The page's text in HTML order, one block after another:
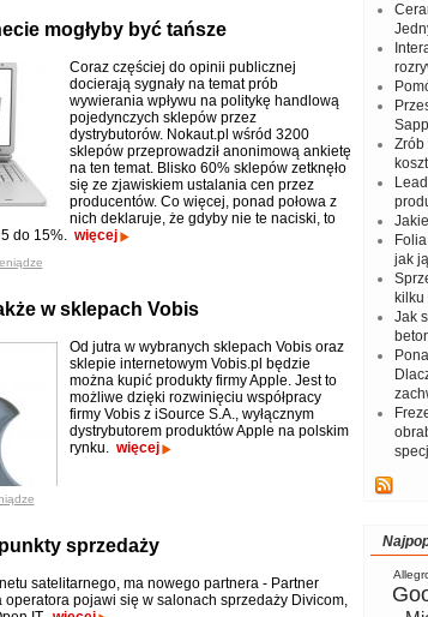
mogłyby być tańsze
Coraz częściej do opinii publicznej
docierają sygnały na temat prób
wywierania wpływu na politykę handlową
pojedynczych sklepów przez
dystrybutorów. Nokaut.pl wśród 3200
sklepów przeprowadził anonimową ankietę
na ten temat. Blisko 60% sklepów zetknęło
się ze zjawiskiem ustalania cen przez
producentów. Co więcej, ponad połowa z
nich deklaruje, że gdyby nie te naciski, to
do 15%. więcej
w sklepach Vobis
Od jutra w wybranych sklepach Vobis oraz
sklepie internetowym Vobis.pl będzie
można kupić produkty firmy Apple. Jest to
możliwe dzięki rozwinięciu współpracy
firmy Vobis z iSource S.A., wyłącznym
dystrybutorem produktów Apple na polskim
rynku. więcej
sprzedaży
satelitarnego, ma nowego partnera - Partner
operatora pojawi się w salonach sprzedaży Divicom,
Zrób
jak
Jak